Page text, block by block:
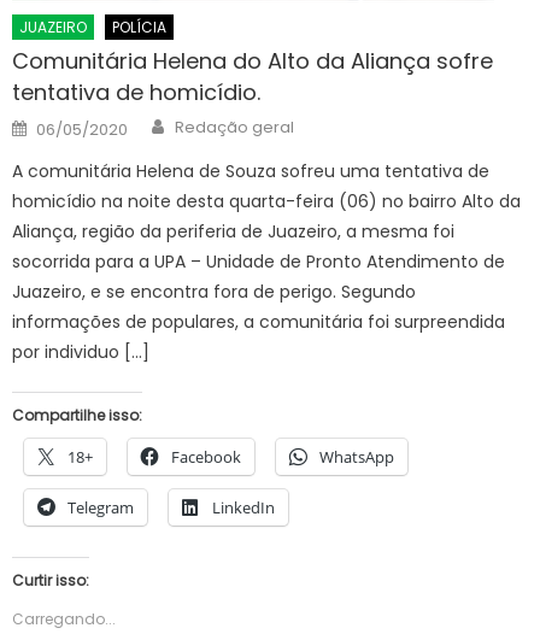
JUAZEIRO POLÍCIA
Comunitária Helena do Alto da Aliança sofre
tentativa de homicídio.
Posted
on
06/05/2020 Author
Redação geral
A comunitária Helena de Souza sofreu uma tentativa de
homicídio na noite desta quarta-feira (06) no bairro Alto da
Aliança, região da periferia de Juazeiro, a mesma foi
socorrida para a UPA – Unidade de Pronto Atendimento de
Juazeiro, e se encontra fora de perigo. Segundo
informações de populares, a comunitária foi surpreendida
por individuo […]
Compartilhe isso:
18+ Facebook WhatsApp
Telegram LinkedIn
Curtir isso:
Carregando...